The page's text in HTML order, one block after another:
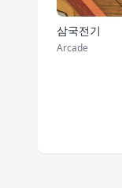
삼국전기
Arcade